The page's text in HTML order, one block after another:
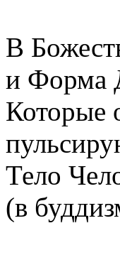
В
и Форма
Которые
Тело
(в